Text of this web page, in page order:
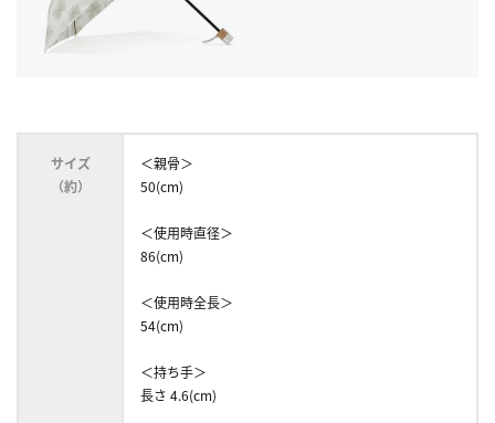
サイズ
（約）
＜親骨＞
50(cm)
＜使用時直径＞
86(cm)
＜使用時全長＞
54(cm)
＜持ち手＞
長さ 4.6(cm)